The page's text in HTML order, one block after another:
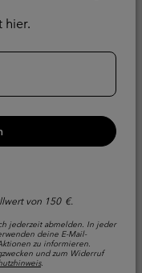
hier.
von 150 €.
jederzeit abmelden. In jeder
deine E-Mail-
zu informieren.
und zum Widerruf
.
Valley™ Cargo
für Männer
price: